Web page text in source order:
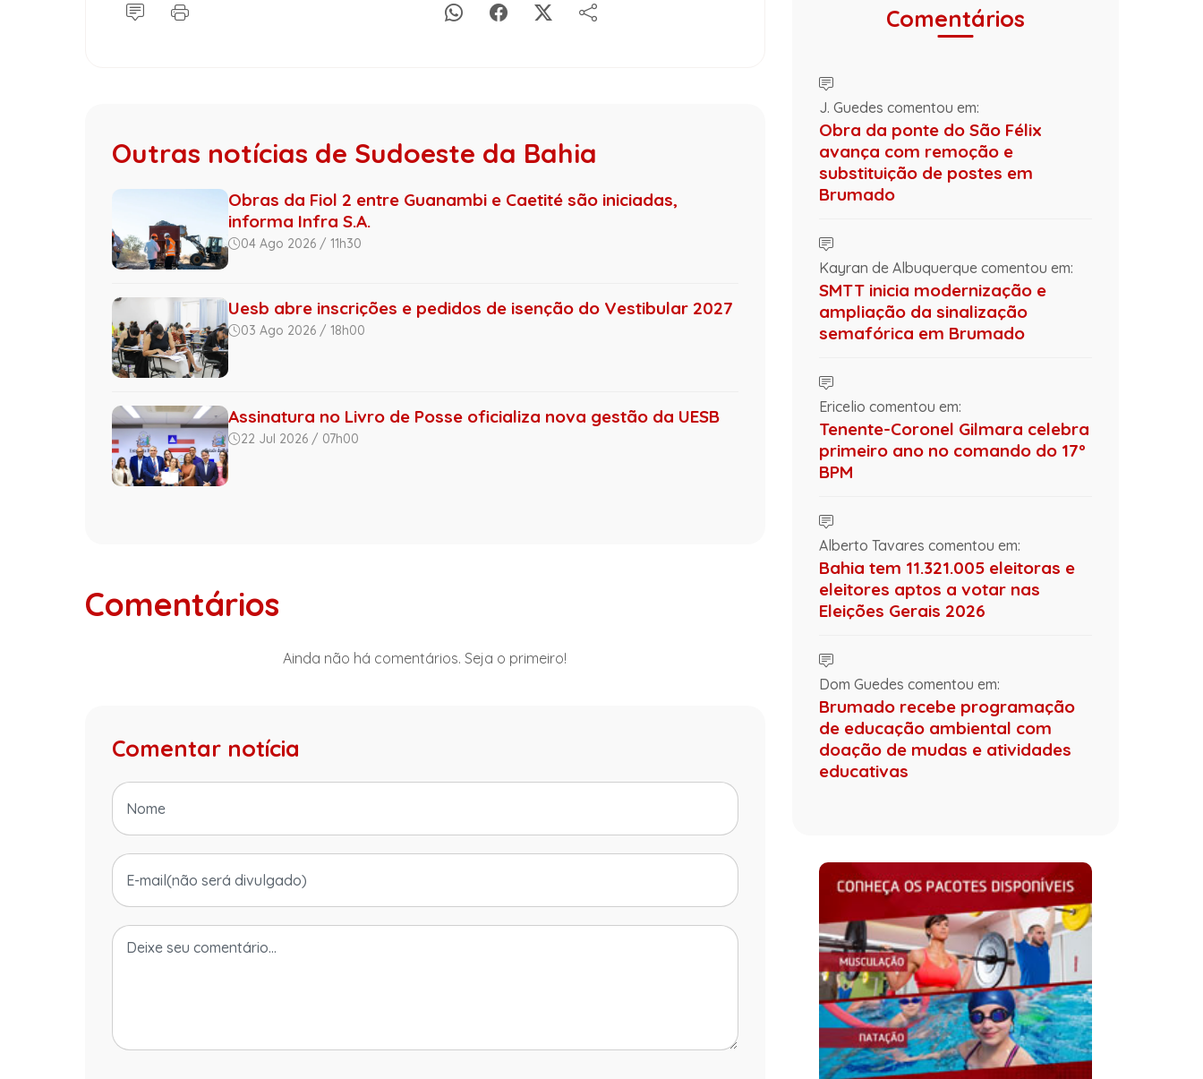
Outras notícias de Sudoeste da Bahia
Obras da Fiol 2 entre Guanambi e Caetité são iniciadas,
informa Infra S.A.
04 Ago 2026 / 11h30
Uesb abre inscrições e pedidos de isenção do Vestibular 2027
03 Ago 2026 / 18h00
Assinatura no Livro de Posse oficializa nova gestão da UESB
22 Jul 2026 / 07h00
Comentários
Ainda não há comentários. Seja o primeiro!
Comentar notícia
Comentários
J. Guedes comentou em:
Obra da ponte do São Félix
avança com remoção e
substituição de postes em
Brumado
Kayran de Albuquerque comentou em:
SMTT inicia modernização e
ampliação da sinalização
semafórica em Brumado
Ericelio comentou em:
Tenente-Coronel Gilmara celebra
primeiro ano no comando do 17º
BPM
Alberto Tavares comentou em:
Bahia tem 11.321.005 eleitoras e
eleitores aptos a votar nas
Eleições Gerais 2026
Dom Guedes comentou em:
Brumado recebe programação
de educação ambiental com
doação de mudas e atividades
educativas